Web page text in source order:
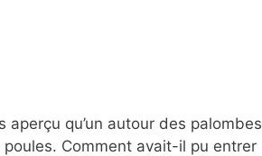
qu’un autour des palombes
Comment avait-il pu entrer